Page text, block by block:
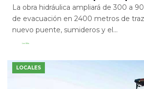
La obra hidráulica ampliará de 300 a
de evacuación en 2400 metros de
nuevo puente, sumideros y el...
Leer Más
LOCALES